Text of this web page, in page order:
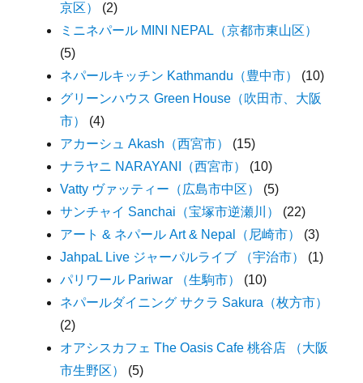
京区）
(2)
ミニネパール MINI NEPAL（京都市東山区）
(5)
ネパールキッチン Kathmandu（豊中市）
(10)
グリーンハウス Green House（吹田市、大阪
市）
(4)
アカーシュ Akash（西宮市）
(15)
ナラヤニ NARAYANI（西宮市）
(10)
Vatty ヴァッティー（広島市中区）
(5)
サンチャイ Sanchai（宝塚市逆瀬川）
(22)
アート & ネパール Art & Nepal（尼崎市）
(3)
JahpaL Live ジャーパルライブ （宇治市）
(1)
パリワール Pariwar （生駒市）
(10)
ネパールダイニング サクラ Sakura（枚方市）
(2)
オアシスカフェ The Oasis Cafe 桃谷店 （大阪
市生野区）
(5)